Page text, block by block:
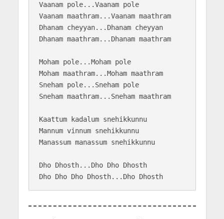
Vaanam pole...Vaanam pole
Vaanam maathram...Vaanam maathram
Dhanam cheyyan...Dhanam cheyyan
Dhanam maathram...Dhanam maathram
Moham pole...Moham pole
Moham maathram...Moham maathram
Sneham pole...Sneham pole
Sneham maathram...Sneham maathram
Kaattum kadalum snehikkunnu
Mannum vinnum snehikkunnu
Manassum manassum snehikkunnu
Dho Dhosth...Dho Dho Dhosth
Dho Dho Dho Dhosth...Dho Dhosth